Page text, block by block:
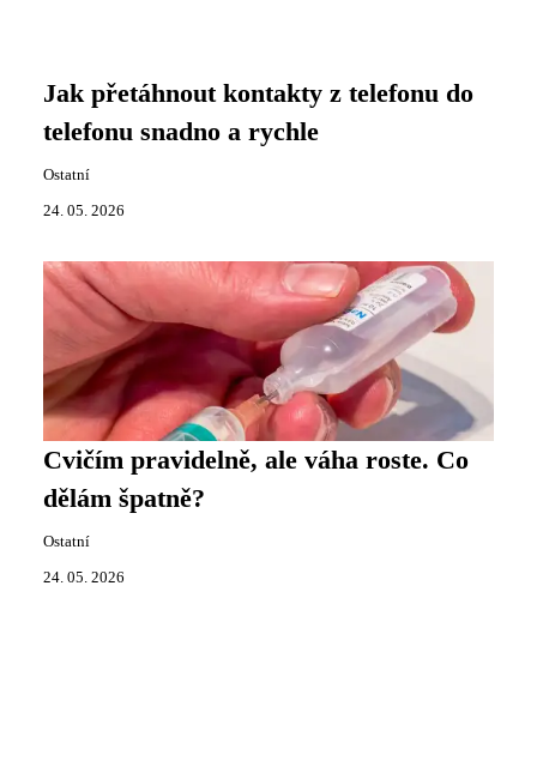
Jak přetáhnout kontakty z telefonu do
telefonu snadno a rychle
Ostatní
24. 05. 2026
Cvičím pravidelně, ale váha roste. Co
dělám špatně?
Ostatní
24. 05. 2026